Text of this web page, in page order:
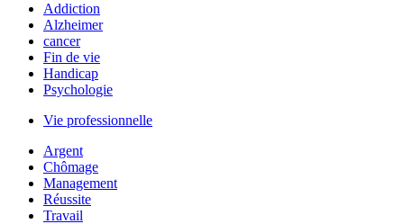
Addiction
Alzheimer
cancer
Fin de vie
Handicap
Psychologie
Vie professionnelle
Argent
Chômage
Management
Réussite
Travail